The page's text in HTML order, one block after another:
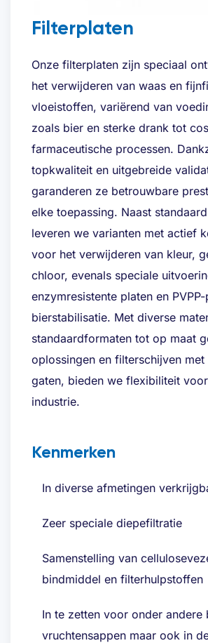
Filterplaten
Onze filterplaten zijn speciaal
het verwijderen van waas en
vloeistoffen, variërend van
zoals bier en sterke drank tot
farmaceutische processen.
topkwaliteit en uitgebreide
garanderen ze betrouwbare
elke toepassing. Naast
leveren we varianten met actief
voor het verwijderen van kleur,
chloor, evenals speciale
enzymresistente platen en
bierstabilisatie. Met diverse
standaardformaten tot op maat
oplossingen en filterschijven
gaten, bieden we flexibiliteit
industrie.
Kenmerken
In diverse afmetingen
Zeer speciale diepefiltratie
Samenstelling van
bindmiddel en filterhulpstoffen
In te zetten voor onder andere
vruchtensappen maar ook in
Bedrijfsnaam
E-mailadres*
Telefoon*
Gewenste offerte*
Bent u al klant?